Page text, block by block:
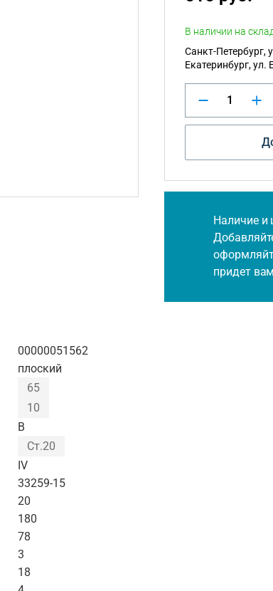
00000051562
плоский
65
10
B
Ст.20
IV
33259-15
20
180
78
3
18
В наличии на
Санкт-Петербург,
Екатеринбург, ул.
Наличие и
придет